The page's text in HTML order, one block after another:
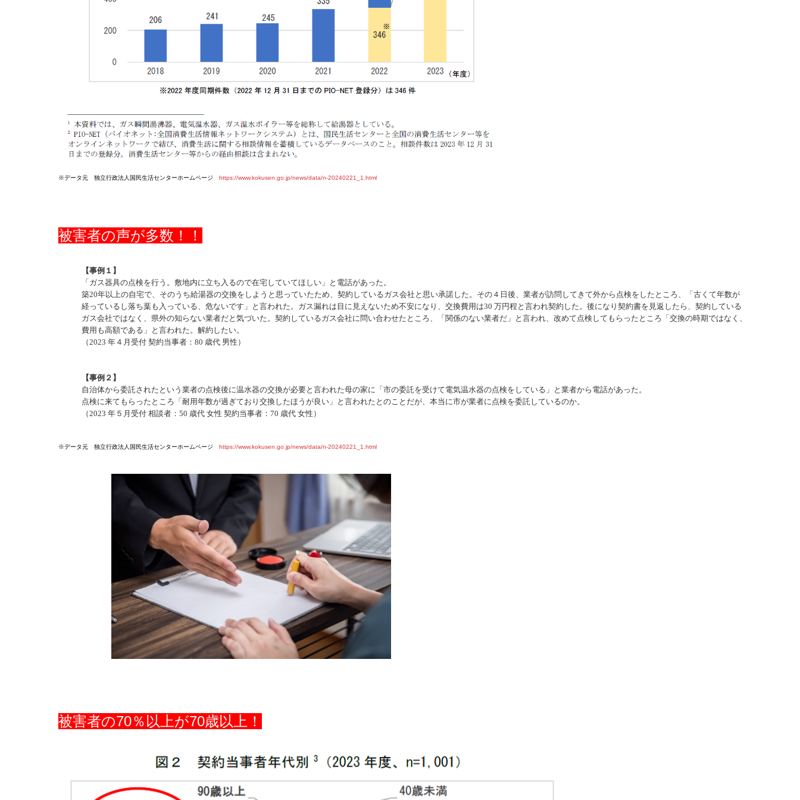
※データ元 独立行政法人国民生活センターホームページ https://www.kokusen.go.jp/news/data/n-20240221_1.html
被害者の声が多数！！
【事例１】
「ガス器具の点検を行う。敷地内に立ち入るので在宅していてほしい」と電話があった。
築20年以上の自宅で、そのうち給湯器の交換をしようと思っていたため、契約しているガス会社と思い承諾した。その４日後、業者が訪問してきて外から点検をしたところ、「古くて年数が
経っているし落ち葉も入っている、危ないです」と言われた。ガス漏れは目に見えないため不安になり、 交換費用は30 万円程と言われ契約した。後になり契約書を見返したら、契約している
ガス会社ではなく、県外の知らない業者だと気づいた。契約しているガス会社に問い合わせたところ、「関係のない業者だ」と言われ、改めて点検してもらったところ「交換の時期ではなく、
費用も高額である」と言われた。解約したい。
（2023 年４月受付 契約当事者：80 歳代 男性）
【事例２】
自治体から委託されたという業者の点検後に温水器の交換が必要と言われた母の家に「市の委託を受けて電気温水器の点検をしている」と業者から電話があった。
点検に来てもらったところ「耐用年数が過ぎており交換したほうが良い」と言われたとのことだが、本当に市が業者に点検を委託しているのか。
（2023 年５月受付 相談者：50 歳代 女性 契約当事者：70 歳代 女性）
※データ元 独立行政法人国民生活センターホームページ https://www.kokusen.go.jp/news/data/n-20240221_1.html
被害者の70％以上が70歳以上！